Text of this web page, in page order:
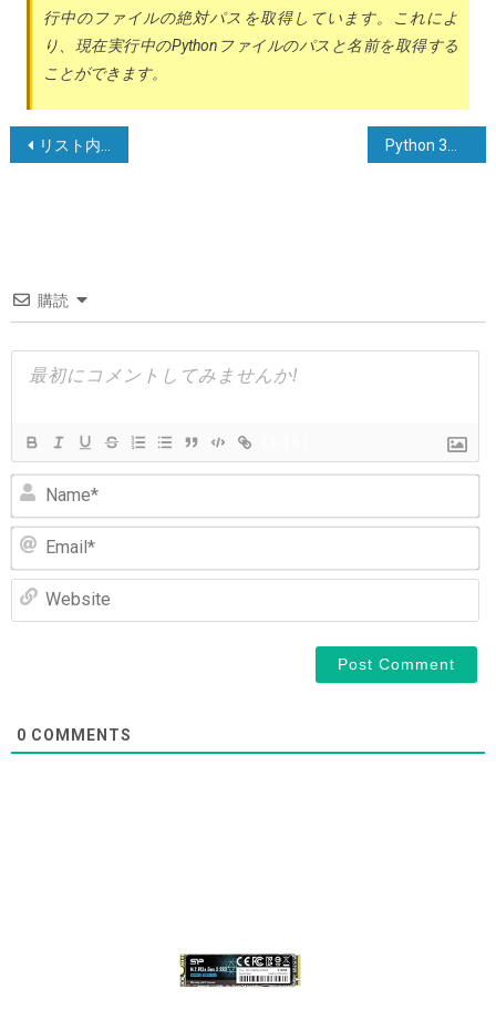
行中のファイルの絶対パスを取得しています。これによ
り、現在実行中のPythonファイルのパスと名前を取得する
ことができます。
投
ー
シ
ョ
リスト内の要素を検索して置換する
購読
0 COMMENTS